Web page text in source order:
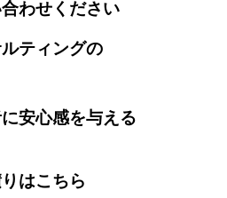
わせください
ティングの
安心感を与える
はこちら